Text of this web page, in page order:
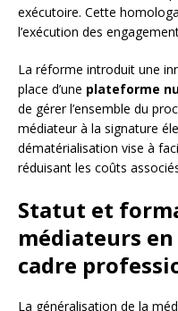
exécutoire. Cette
l’exécution des
La réforme introduit une
place d’une plateforme
de gérer l’ensemble du
médiateur à la signature
dématérialisation vise à
réduisant les coûts
Statut et
médiateurs
cadre
La généralisation de la